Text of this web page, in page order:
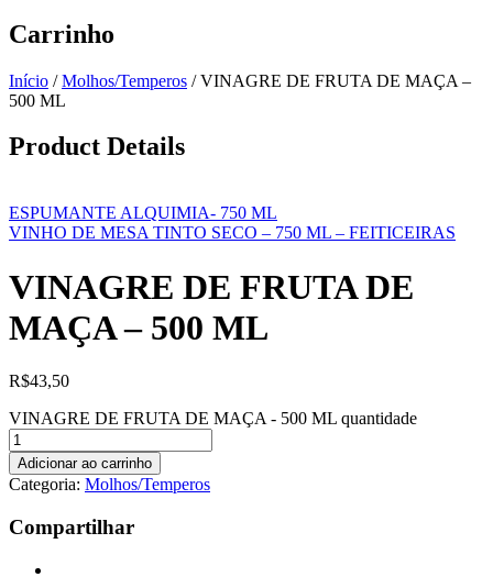
Carrinho
Início / Molhos/Temperos /VINAGRE DE FRUTA DE MAÇA –
500 ML
Product Details
ESPUMANTE ALQUIMIA- 750 ML
VINHO DE MESA TINTO SECO – 750 ML – FEITICEIRAS
VINAGRE DE FRUTA DE
MAÇA – 500 ML
R$43,50
VINAGRE DE FRUTA DE MAÇA - 500 ML quantidade
Adicionar ao carrinho
Categoria: Molhos/Temperos
Compartilhar